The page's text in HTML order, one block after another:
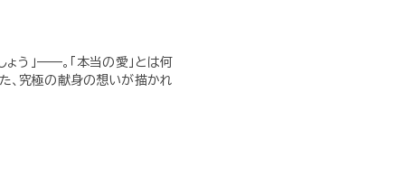
う」——。「本当の愛」とは何
、究極の献身の想いが描かれ